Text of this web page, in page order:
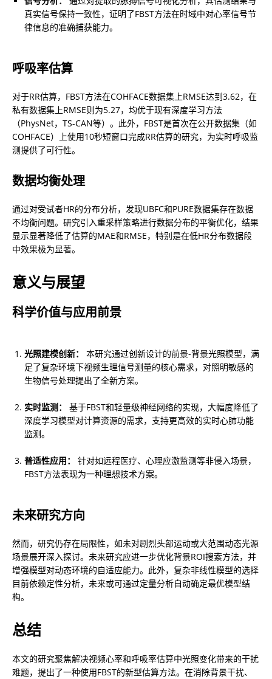
真实信号保持一致性，证明了FBST方法在时域中对心率信号节
律信息的准确捕获能力。
呼吸率估算
对于RR估算，FBST方法在COHFACE数据集上RMSE达到3.62，在
私有数据集上RMSE则为5.27，均优于现有深度学习方法
（PhysNet，TS-CAN等）。此外，FBST是首次在公开数据集（如
COHFACE）上使用10秒短窗口完成RR估算的研究，为实时呼吸监
测提供了可行性。
数据均衡处理
通过对受试者HR的分布分析，发现UBFC和PURE数据集存在数据
不均衡问题。研究引入重采样策略进行数据分布的平衡优化，结果
显示显著降低了估算的MAE和RMSE，特别是在低HR分布数据段
中效果极为显著。
意义与展望
科学价值与应用前景
光照建模创新：
本研究通过创新设计的前景-背景光照模型，满
足了复杂环境下视频生理信号测量的核心需求，对照明敏感的
生物信号处理提出了全新方案。
实时监测：
基于FBST和轻量级神经网络的实现，大幅度降低了
深度学习模型对计算资源的需求，支持更高效的实时心肺功能
监测。
普适性应用：
针对如远程医疗、心理应激监测等非侵入场景，
FBST方法表现为一种理想技术方案。
未来研究方向
然而，研究仍存在局限性，如未对剧烈头部运动或大范围动态光源
场景展开深入探讨。未来研究应进一步优化背景ROI搜索方法，并
增强模型对动态环境的自适应能力。此外，复杂非线性模型的选择
目前依赖定性分析，未来或可通过定量分析自动确定最优模型结
构。
总结
本文的研究聚焦解决视频心率和呼吸率估算中光照变化带来的干扰
难题，提出了一种使用FBST的新型估算方法。在消除背景干扰、